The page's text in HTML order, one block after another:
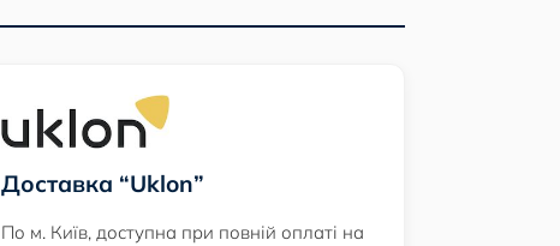
Доставка “Uklon”
По м. Київ, доступна при повній оплаті на